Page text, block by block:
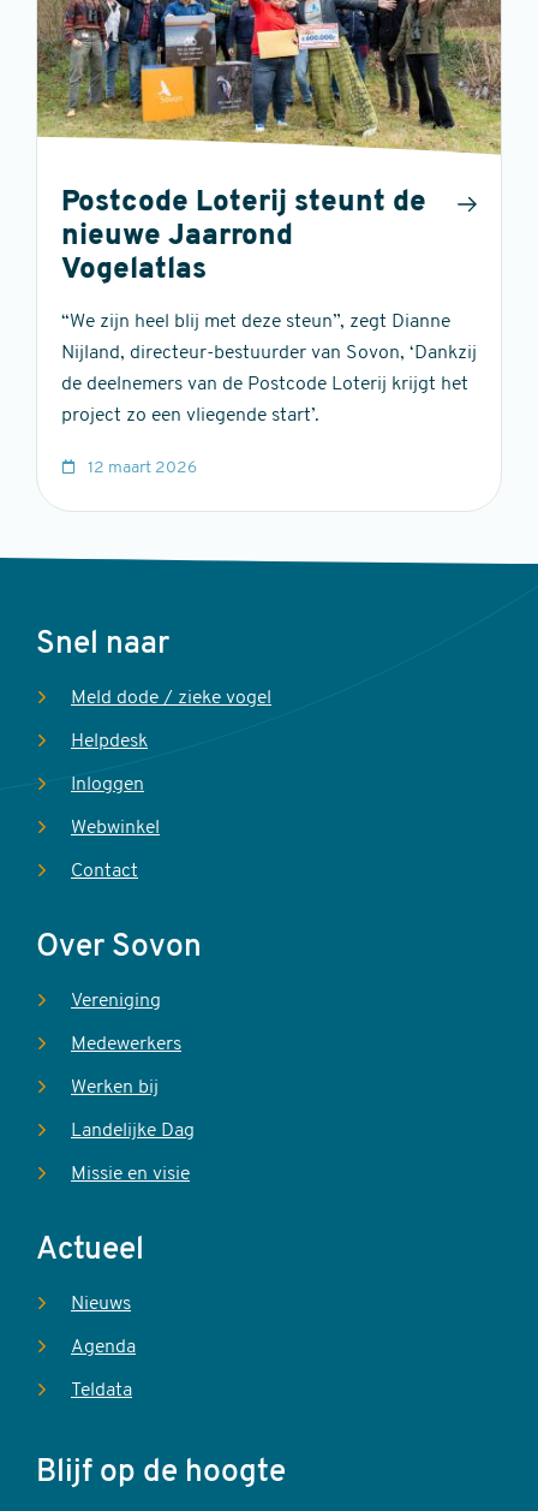
Postcode Loterij steunt de
nieuwe Jaarrond
Vogelatlas
“We zijn heel blij met deze steun”, zegt Dianne
Nijland, directeur-bestuurder van Sovon, ‘Dankzij
de deelnemers van de Postcode Loterij krijgt het
project zo een vliegende start’.
12 maart 2026
Voet
Snel naar
Meld dode / zieke vogel
Helpdesk
Inloggen
Webwinkel
Contact
Over Sovon
Vereniging
Medewerkers
Werken bij
Landelijke Dag
Missie en visie
Actueel
Nieuws
Agenda
Teldata
Blijf op de hoogte